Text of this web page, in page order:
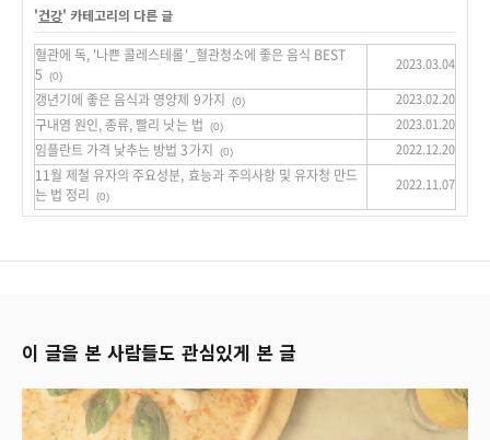
에 배출 해드립니다
'건강' 카테고리의 다른 글
혈관에 독, '나쁜 콜레스테롤'_혈관청소에 좋은 음식 BEST
5
(0)
2023.03.04
갱년기에 좋은 음식과 영양제 9가지 (0) 2023.02.20
구내염 원인, 종류, 빨리 낫는 법 (0) 2023.01.20
임플란트 가격 낮추는 방법 3가지 (0) 2022.12.20
11월 제철 유자의 주요성분, 효능과 주의사항 및 유자청 만드
는 법 정리
(0)
2022.11.07
이 글을 본 사람들도 관심있게 본 글